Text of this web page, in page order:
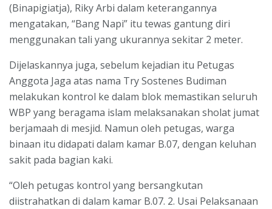
(Binapigiatja), Riky Arbi dalam keterangannya
mengatakan, “Bang Napi” itu tewas gantung diri
menggunakan tali yang ukurannya sekitar 2 meter.
Dijelaskannya juga, sebelum kejadian itu Petugas
Anggota Jaga atas nama Try Sostenes Budiman
melakukan kontrol ke dalam blok memastikan seluruh
WBP yang beragama islam melaksanakan sholat jumat
berjamaah di mesjid. Namun oleh petugas, warga
binaan itu didapati dalam kamar B.07, dengan keluhan
sakit pada bagian kaki.
“Oleh petugas kontrol yang bersangkutan
diistrahatkan di dalam kamar B.07. 2. Usai Pelaksanaan